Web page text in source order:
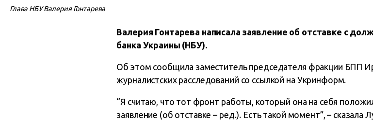
Глава НБУ Валерия Гонтарева
Валерия Гонтарева написала заявление об отставке с
банка Украины (НБУ).
Об этом сообщила заместитель председателя фракции БПП
журналистских расследований со ссылкой на Укринформ.
“Я считаю, что тот фронт работы, который она на себя
заявление (об отставке – ред.). Есть такой момент”, – сказала